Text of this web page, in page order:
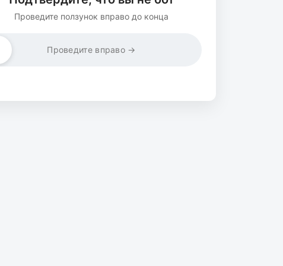
Проведите ползунок вправо до конца
Проведите вправо →